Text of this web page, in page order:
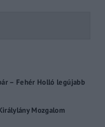
– Fehér Holló legújabb
Mozgalom